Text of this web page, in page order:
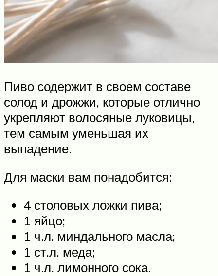
Пиво содержит в своем составе
солод и дрожжи, которые отлично
укрепляют волосяные луковицы,
тем самым уменьшая их
выпадение.
Для маски вам понадобится:
4 столовых ложки пива;
1 яйцо;
1 ч.л. миндального масла;
1 ст.л. меда;
1 ч.л. лимонного сока.